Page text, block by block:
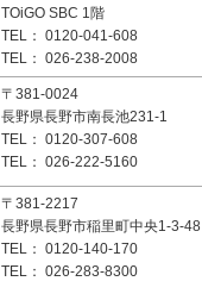
TOiGO SBC 1階
TEL： 0120-041-608
TEL： 026-238-2008
〒381-0024
長野県長野市南長池231-1
TEL： 0120-307-608
TEL： 026-222-5160
〒381-2217
長野県長野市稲里町中央1-3-48
TEL： 0120-140-170
TEL： 026-283-8300